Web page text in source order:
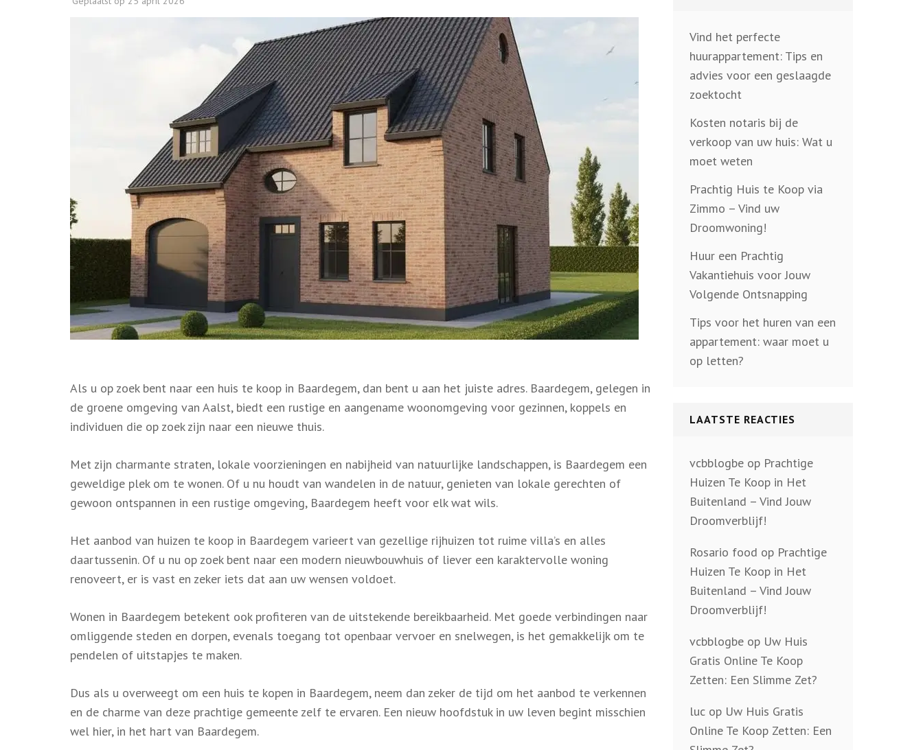
Als u op zoek bent naar een huis te koop in Baardegem, dan bent u aan het juiste adres. Baardegem, gelegen in
de groene omgeving van Aalst, biedt een rustige en aangename woonomgeving voor gezinnen, koppels en
individuen die op zoek zijn naar een nieuwe thuis.
Met zijn charmante straten, lokale voorzieningen en nabijheid van natuurlijke landschappen, is Baardegem een
geweldige plek om te wonen. Of u nu houdt van wandelen in de natuur, genieten van lokale gerechten of
gewoon ontspannen in een rustige omgeving, Baardegem heeft voor elk wat wils.
Het aanbod van huizen te koop in Baardegem varieert van gezellige rijhuizen tot ruime villa’s en alles
daartussenin. Of u nu op zoek bent naar een modern nieuwbouwhuis of liever een karaktervolle woning
renoveert, er is vast en zeker iets dat aan uw wensen voldoet.
Wonen in Baardegem betekent ook profiteren van de uitstekende bereikbaarheid. Met goede verbindingen naar
omliggende steden en dorpen, evenals toegang tot openbaar vervoer en snelwegen, is het gemakkelijk om te
pendelen of uitstapjes te maken.
Dus als u overweegt om een huis te kopen in Baardegem, neem dan zeker de tijd om het aanbod te verkennen
en de charme van deze prachtige gemeente zelf te ervaren. Een nieuw hoofdstuk in uw leven begint misschien
wel hier, in het hart van Baardegem.
Vind het perfecte
huurappartement: Tips en
advies voor een geslaagde
zoektocht
Kosten notaris bij de
verkoop van uw huis: Wat u
moet weten
Prachtig Huis te Koop via
Zimmo – Vind uw
Droomwoning!
Huur een Prachtig
Vakantiehuis voor Jouw
Volgende Ontsnapping
Tips voor het huren van een
appartement: waar moet u
op letten?
LAATSTE REACTIES
vcbblogbeop Prachtige
Huizen Te Koop in Het
Buitenland – Vind Jouw
Droomverblijf!
Rosario food op Prachtige
Huizen Te Koop in Het
Buitenland – Vind Jouw
Droomverblijf!
vcbblogbeop Uw Huis
Gratis Online Te Koop
Zetten: Een Slimme Zet?
lucop Uw Huis Gratis
Online Te Koop Zetten: Een